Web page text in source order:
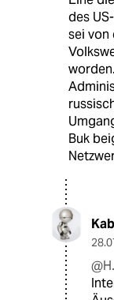
des
sei von
Buk